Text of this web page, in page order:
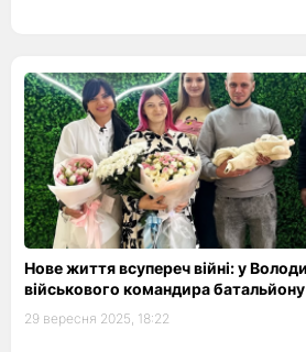
Нове життя всупереч війні: у
військового командира батальйону
29 вересня 2025, 18:22